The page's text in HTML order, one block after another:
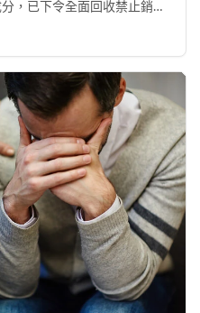
，已下令全面回收禁止銷